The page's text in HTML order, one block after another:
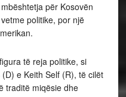
për Kosovën
politike, por një
të reja politike, si
e Keith Self (R), të cilët
traditë miqësie dhe